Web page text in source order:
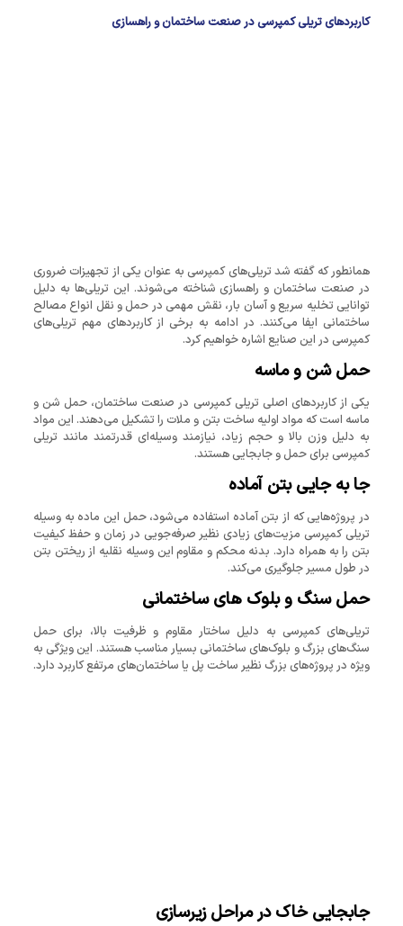
کاربردهای تریلی کمپرسی در صنعت ساختمان و راهسازی
همانطور که گفته شد تریلی‌های کمپرسی به عنوان یکی از تجهیزات ضروری
در صنعت ساختمان و راهسازی شناخته می‌شوند. این تریلی‌ها به دلیل
توانایی تخلیه سریع و آسان بار، نقش مهمی در حمل و نقل انواع مصالح
ساختمانی ایفا می‌کنند. در ادامه به برخی از کاربردهای مهم تریلی‌های
کمپرسی در این صنایع اشاره خواهیم کرد.
حمل شن و ماسه
یکی از کاربردهای اصلی تریلی کمپرسی در صنعت ساختمان، حمل شن و
ماسه است که مواد اولیه ساخت بتن و ملات را تشکیل می‌دهند. این مواد
به دلیل وزن بالا و حجم زیاد، نیازمند وسیله‌ای قدرتمند مانند تریلی
کمپرسی برای حمل و جابجایی هستند.
جا به جایی بتن آماده
در پروژه‌هایی که از بتن آماده استفاده می‌شود، حمل این ماده به وسیله
تریلی کمپرسی مزیت‌های زیادی نظیر صرفه‌جویی در زمان و حفظ کیفیت
بتن را به همراه دارد. بدنه محکم و مقاوم این وسیله نقلیه از ریختن بتن
در طول مسیر جلوگیری می‌کند.
حمل سنگ و بلوک ‌های ساختمانی
تریلی‌های کمپرسی به دلیل ساختار مقاوم و ظرفیت بالا، برای حمل
سنگ‌های بزرگ و بلوک‌های ساختمانی بسیار مناسب هستند. این ویژگی به‌
ویژه در پروژه‌های بزرگ نظیر ساخت پل یا ساختمان‌های مرتفع کاربرد دارد.
جابجایی خاک در مراحل زیرسازی